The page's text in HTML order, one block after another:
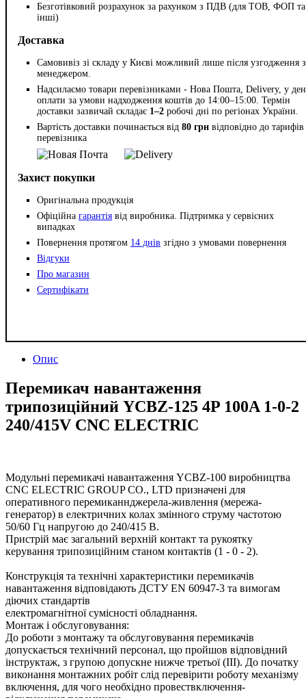
Безготівковий розрахунок за рахунком з ПДВ (для ТОВ, ФОП та
інші)
Доставка
Самовивіз зі складу у Києві можливий лише після узгодження з
менеджером.
Надсилаємо товари перевізниками - Нова Пошта, Delivery, у
оплати за умови надходження коштів до 14:00–15:00. Термін
доставки зазвичай складає 1–2 робочі дні по регіонах України.
Вартість доставки починається від 80 грн відповідно до тарифів
перевізника
Захист покупки
Оригінальна продукція
Офіційна гарантія від виробника. Підтримка у сервісних
випадках
Повернення протягом 14 днів згідно з умовами повернення
Відгуки
Про магазин
Сертифікати
Опис
Перемикач навантаження
трипозиційний YCBZ-125 4P 100A 1-0-2
240/415V CNC ELECTRIC
Модульні перемикачі навантаження YCBZ-100 виробництва
CNC ELECTRIC GROUP CO., LTD призначені для
оперативного перемиканнджерела-живлення (мережа-
генератор) в електричних колах змінного струму частотою
50/60 Гц напругою до 240/415 В.
Пристрій має загальний верхній контакт та рукоятку
керування трипозиційним станом контактів (1 - 0 - 2).
Конструкція та технічні характеристики перемикачів
навантаження відповідають ДСТУ EN 60947-3 та вимогам
діючих стандартів
електромагнітної сумісності обладнання.
Монтаж і обслуговування:
До роботи з монтажу та обслуговування перемикачів
допускається технічний персонал, що пройшов відповідний
інструктаж, з групою допускне нижче третьої (III). До початку
виконання монтажних робіт слід перевірити роботу механізму
включення, для чого необхідно провествключення-